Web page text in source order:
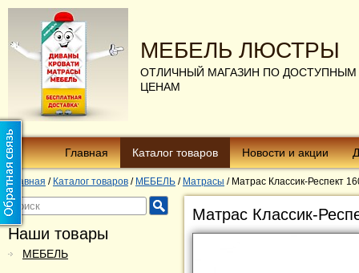
МЕБЕЛЬ ЛЮСТРЫ
ОТЛИЧНЫЙ МАГАЗИН ПО ДОСТУПНЫМ
ЦЕНАМ
Главная Каталог товаров Новости и акции
Главная / Каталог товаров / МЕБЕЛЬ / Матрасы / Матрас Классик-Респект
Наши товары
МЕБЕЛЬ
Матрас Классик-